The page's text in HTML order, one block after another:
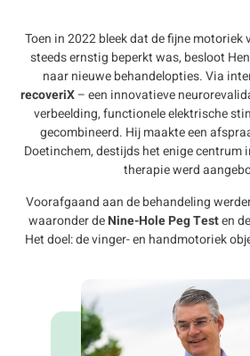
Toen in 2022 bleek dat de fijne motoriek
steeds ernstig beperkt was, besloot
naar nieuwe behandelopties. Via
recoveriX– een innovatieve
verbeelding, functionele elektrische
gecombineerd. Hij maakte een
Doetinchem, destijds het enige centrum
therapie werd
Voorafgaand aan de behandeling
waaronder deNine-Hole Peg Testen de
Het doel: de vinger- en handmotoriek